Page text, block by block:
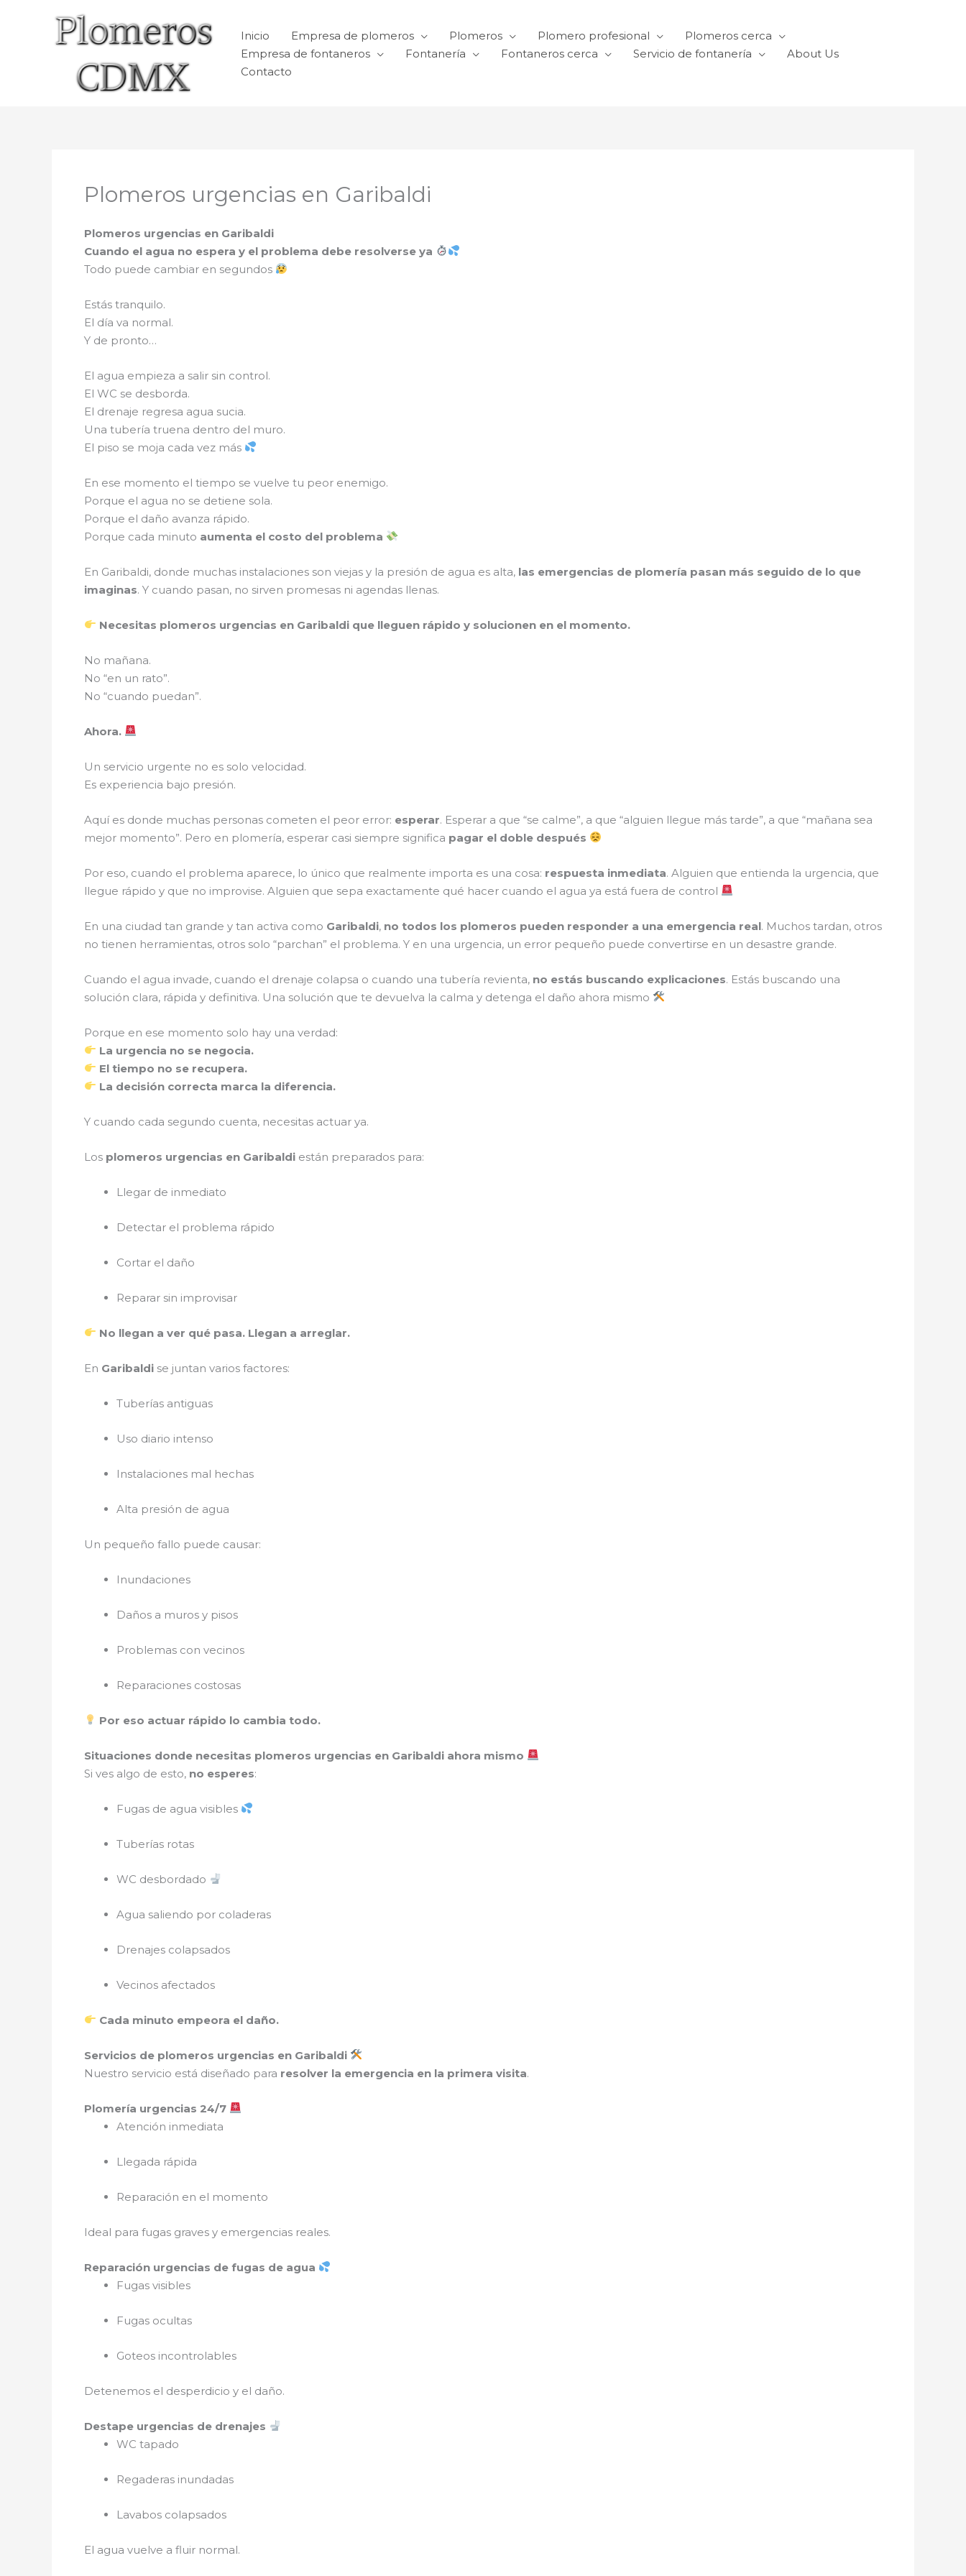
Inicio Empresa de plomeros Plomeros Plomero profesional
Plomeros cerca
Empresa de fontaneros
Fontanería Fontaneros cerca Servicio de fontanería
About Us
Contacto
Plomeros urgencias en Garibaldi
Plomeros urgencias en Garibaldi
Cuando el agua no espera y el problema debe resolverse ya
Todo puede cambiar en segundos
Estás tranquilo.
El día va normal.
Y de pronto…
El agua empieza a salir sin control.
El WC se desborda.
El drenaje regresa agua sucia.
Una tubería truena dentro del muro.
El piso se moja cada vez más
En ese momento el tiempo se vuelve tu peor enemigo.
Porque el agua no se detiene sola.
Porque el daño avanza rápido.
Porque cada minuto aumenta el costo del problema
En Garibaldi, donde muchas instalaciones son viejas y la presión de agua es alta, las emergencias de plomería pasan más seguido de lo que
imaginas. Y cuando pasan, no sirven promesas ni agendas llenas.
Necesitas plomeros urgencias en Garibaldi que lleguen rápido y solucionen en el momento.
No mañana.
No “en un rato”.
No “cuando puedan”.
Ahora.
Un servicio urgente no es solo velocidad.
Es experiencia bajo presión.
Aquí es donde muchas personas cometen el peor error: esperar. Esperar a que “se calme”, a que “alguien llegue más tarde”, a que “mañana sea
mejor momento”. Pero en plomería, esperar casi siempre significa pagar el doble después
Por eso, cuando el problema aparece, lo único que realmente importa es una cosa: respuesta inmediata. Alguien que entienda la urgencia, que
llegue rápido y que no improvise. Alguien que sepa exactamente qué hacer cuando el agua ya está fuera de control
En una ciudad tan grande y tan activa como Garibaldi, no todos los plomeros pueden responder a una emergencia real. Muchos tardan, otros
no tienen herramientas, otros solo “parchan” el problema. Y en una urgencia, un error pequeño puede convertirse en un desastre grande.
Cuando el agua invade, cuando el drenaje colapsa o cuando una tubería revienta, no estás buscando explicaciones. Estás buscando una
solución clara, rápida y definitiva. Una solución que te devuelva la calma y detenga el daño ahora mismo
Porque en ese momento solo hay una verdad:
La urgencia no se negocia.
El tiempo no se recupera.
La decisión correcta marca la diferencia.
Y cuando cada segundo cuenta, necesitas actuar ya.
Los plomeros urgencias en Garibaldi están preparados para:
Llegar de inmediato
Detectar el problema rápido
Cortar el daño
Reparar sin improvisar
No llegan a ver qué pasa. Llegan a arreglar.
En Garibaldi se juntan varios factores:
Tuberías antiguas
Uso diario intenso
Instalaciones mal hechas
Alta presión de agua
Un pequeño fallo puede causar:
Inundaciones
Daños a muros y pisos
Problemas con vecinos
Reparaciones costosas
Por eso actuar rápido lo cambia todo.
Situaciones donde necesitas plomeros urgencias en Garibaldi ahora mismo
Si ves algo de esto, no esperes:
Fugas de agua visibles
Tuberías rotas
WC desbordado
Agua saliendo por coladeras
Drenajes colapsados
Vecinos afectados
Cada minuto empeora el daño.
Servicios de plomeros urgencias en Garibaldi
Nuestro servicio está diseñado para resolver la emergencia en la primera visita.
Plomería urgencias 24/7
Atención inmediata
Llegada rápida
Reparación en el momento
Ideal para fugas graves y emergencias reales.
Reparación urgencias de fugas de agua
Fugas visibles
Fugas ocultas
Goteos incontrolables
Detenemos el desperdicio y el daño.
Destape urgencias de drenajes
WC tapado
Regaderas inundadas
Lavabos colapsados
El agua vuelve a fluir normal.